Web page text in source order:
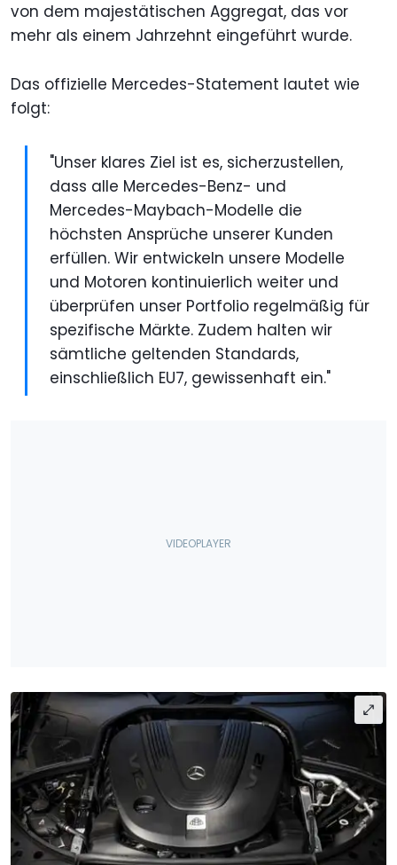
von dem majestätischen Aggregat, das vor
mehr als einem Jahrzehnt eingeführt wurde.
Das offizielle Mercedes-Statement lautet wie
folgt:
"Unser klares Ziel ist es, sicherzustellen,
dass alle Mercedes-Benz- und
Mercedes-Maybach-Modelle die
höchsten Ansprüche unserer Kunden
erfüllen. Wir entwickeln unsere Modelle
und Motoren kontinuierlich weiter und
überprüfen unser Portfolio regelmäßig für
spezifische Märkte. Zudem halten wir
sämtliche geltenden Standards,
einschließlich EU7, gewissenhaft ein."